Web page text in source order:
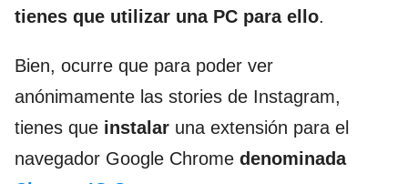
tienes que utilizar una PC para ello.
Bien, ocurre que para poder ver
anónimamente las stories de Instagram,
tienes que instalar una extensión para el
navegador Google Chrome denominada